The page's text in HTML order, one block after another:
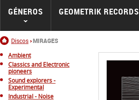
Inicio
Discos MIRAGES
GÉNEROS GEOMETRIK RECORDS
Ambient
Classics and Electronic
pioneers
Sound explorers -
Experimental
Industrial - Noise